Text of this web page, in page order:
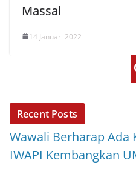
Massal
14 Januari 2022
Recent Posts
Wawali Berharap Ada
IWAPI Kembangkan